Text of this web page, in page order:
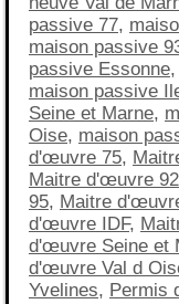
passive 77,
maison passive
passive Essonne,
maison passive
Seine et Marne,
Oise, maison
d'œuvre 75,
Maitre d'œuvre 92
95, Maitre
d'œuvre IDF,
d'œuvre Seine et
d'œuvre Val d
Yvelines, Permis